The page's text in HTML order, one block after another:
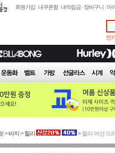
회원가입 |내쿠폰함 |내적립금 | 장바구니 | 마
인
> 바지 > 헐리 > 헐리 여성 드